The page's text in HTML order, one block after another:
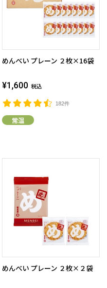
めんべい プレーン ２枚×16袋
182件
¥1,600 税込
常温
めんべい プレーン ２枚×２袋